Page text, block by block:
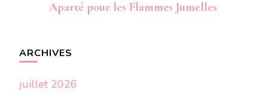
Aparté pour les Flammes Jumelles
ARCHIVES
juillet 2026